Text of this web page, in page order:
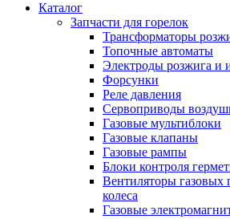
Каталог
Запчасти для горелок
Трансформаторы
Топочные автоматы
Электроды розжига и
Форсунки
Реле давления
Сервоприводы
Газовые мультиблоки
Газовые клапаны
Газовые рампы
Блоки контроля
Вентиляторы газовых
колеса
Газовые